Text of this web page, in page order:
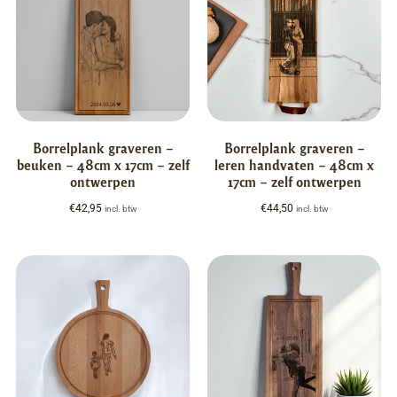
Borrelplank graveren –
beuken – 48cm x 17cm – zelf
ontwerpen
€42,95 incl. btw
Borrelplank graveren –
leren handvaten – 48cm x
17cm – zelf ontwerpen
€44,50 incl. btw